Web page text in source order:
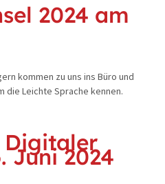
2024 am
kommen zu uns ins Büro und
die Leichte Sprache kennen.
Digitaler
Juni 2024